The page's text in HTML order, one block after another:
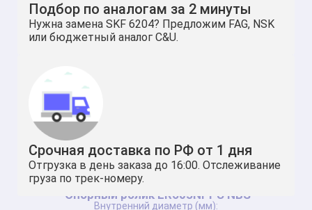
Опорный ролик LR605NPPU NBS
Подбор по аналогам за 2 минуты
Нужна замена SKF 6204? Предложим FAG, NSK
или бюджетный аналог C&U.
Срочная доставка по РФ от 1 дня
Отгрузка в день заказа до 16:00. Отслеживание
груза по трек-номеру.